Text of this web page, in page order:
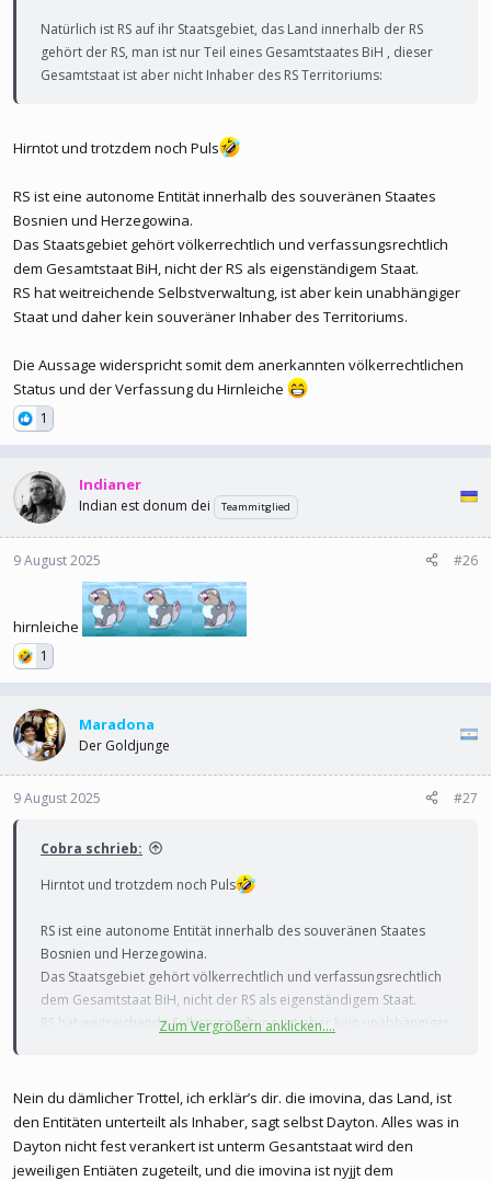
Hohe Repräsentant ist nach original Dayton nicht vorhanden,
wurde zusätzlich gegen Dayton mit politischer Erpressung
Natürlich ist RS auf ihr Staatsgebiet, das Land innerhalb der RS
gehört der RS, man ist nur Teil eines Gesamtstaates BiH , dieser
Gesamtstaat ist aber nicht Inhaber des RS Territoriums:
Hirntot und trotzdem noch Puls
RS ist eine autonome Entität innerhalb des souveränen Staates
Bosnien und Herzegowina.
Das Staatsgebiet gehört völkerrechtlich und verfassungsrechtlich
dem Gesamtstaat BiH, nicht der RS als eigenständigem Staat.
RS hat weitreichende Selbstverwaltung, ist aber kein unabhängiger
Staat und daher kein souveräner Inhaber des Territoriums.
Die Aussage widerspricht somit dem anerkannten völkerrechtlichen
Status und der Verfassung du Hirnleiche
1
Indianer
Indian est donum dei Teammitglied
9 August 2025 #26
hirnleiche
1
Maradona
Der Goldjunge
9 August 2025 #27
Cobra schrieb:
Hirntot und trotzdem noch Puls
RS ist eine autonome Entität innerhalb des souveränen Staates
Bosnien und Herzegowina.
Das Staatsgebiet gehört völkerrechtlich und verfassungsrechtlich
dem Gesamtstaat BiH, nicht der RS als eigenständigem Staat.
RS hat weitreichende Selbstverwaltung, ist aber kein unabhängiger
Die Aussage widerspricht somit dem anerkannten
völkerrechtlichen Status und der Verfassung du Hirnleiche
Zum Vergrößern anklicken....
Nein du dämlicher Trottel, ich erklär’s dir. die imovina, das Land, ist
den Entitäten unterteilt als Inhaber, sagt selbst Dayton. Alles was in
Dayton nicht fest verankert ist unterm Gesantstaat wird den
jeweiligen Entiäten zugeteilt, und die imovina ist nyjjt dem